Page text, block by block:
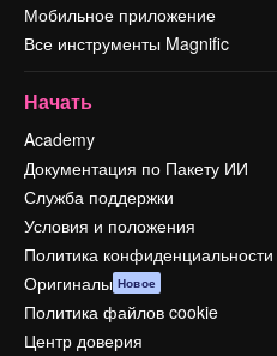
Мобильное приложение
Все инструменты Magnific
Начать
Academy
Документация по Пакету ИИ
Служба поддержки
Условия и положения
Политика конфиденциальности
Оригиналы Новое
Политика файлов cookie
Центр доверия